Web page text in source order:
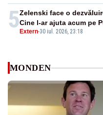
5 Extern-30 iul. 2026, 23:18
Zelenski face o
Cine l-ar ajuta acum pe
MONDEN